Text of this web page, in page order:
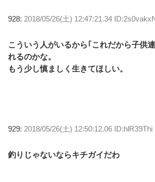
928: 2018/05/26(土) 12:47:21.34
こういう人がいるから｢これだから子供連
れるのかな。
もう少し慎ましく生きてほしい。
929: 2018/05/26(土) 12:50:12.06 ID:hlR39Thi
釣りじゃないならキチガイだわ